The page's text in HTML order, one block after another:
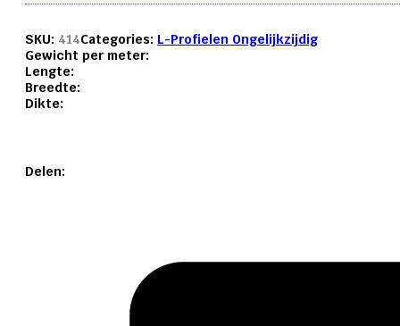
SKU: 414Categories: L-Profielen Ongelijkzijdig
Gewicht per meter:
Lengte:
Breedte:
Dikte:
Delen: